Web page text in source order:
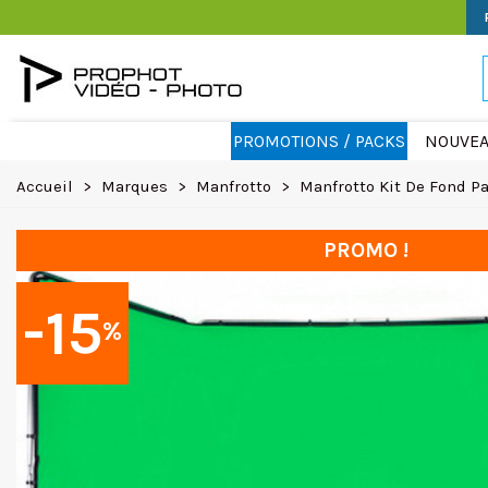
PROMOTIONS / PACKS
Accueil > Marques > Manfrotto > Manfrotto Kit De Fond
-15%
PROMO !